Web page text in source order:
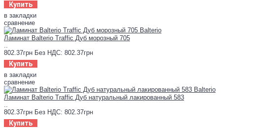
Купить
в закладки
сравнение
Ламинат Balterio Traffic Дуб морозный 705
..
802.37грн Без НДС: 802.37грн
Купить
в закладки
сравнение
Ламинат Balterio Traffic Дуб натуральный лакированный 583
..
802.37грн Без НДС: 802.37грн
Купить